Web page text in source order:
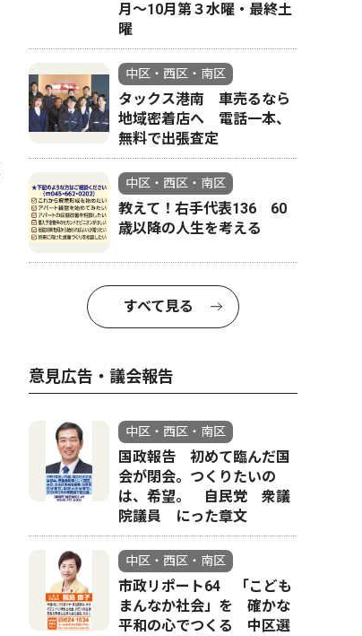
月〜10月第３水曜・最終土
曜
中区・西区・南区
タックス港南 車売るなら
地域密着店へ 電話一本、
無料で出張査定
中区・西区・南区
教えて！右手代表136 60
歳以降の人生を考える
すべて見る
意見広告・議会報告
中区・西区・南区
国政報告 初めて臨んだ国
会が閉会。つくりたいの
は、希望。 自民党 衆議
院議員 にった章文
中区・西区・南区
市政リポート64 「こども
まんなか社会」を 確かな
平和の心でつくる 中区選